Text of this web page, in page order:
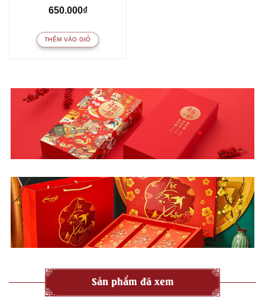
650.000₫
THÊM VÀO GIỎ
Sản phẩm đã xem